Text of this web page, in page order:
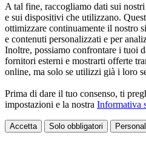
A tal fine, raccogliamo dati sui
e sui dispositivi che utilizzano.
ottimizzare continuamente il nostro
e contenuti personalizzati e per
Inoltre, possiamo confrontare i tuoi
fornitori esterni e mostrarti offerte
online, ma solo se utilizzi già i loro
Prima di dare il tuo consenso, ti
impostazioni e la nostra Informativa
Accetta Solo obbligatori